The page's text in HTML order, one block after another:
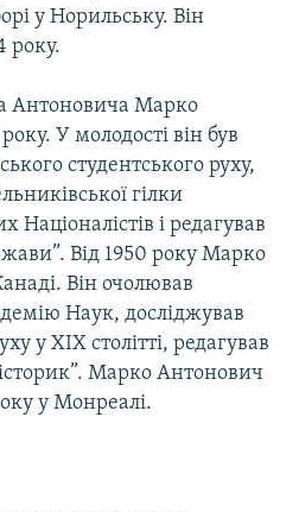
у Норильську. Він
року.
Антоновича Марко
У молодості він був
студентського руху,
гілки
Націоналістів і редагував
Від 1950 року Марко
Він очолював
Наук, досліджував
у ХІХ столітті, редагував
Марко Антонович
у Монреалі.